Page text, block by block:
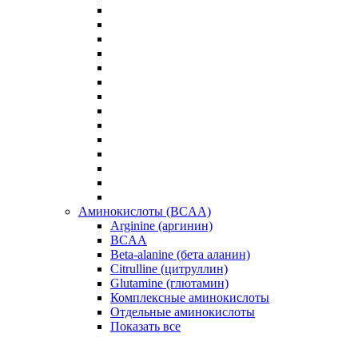
Аминокислоты (BCAA)
Arginine (аргинин)
BCAA
Beta-alanine (бета аланин)
Citrulline (цитруллин)
Glutamine (глютамин)
Комплексные аминокислоты
Отдельные аминокислоты
Показать все